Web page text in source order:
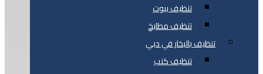
تنظيف بيوت
تنظيف مطابخ
تنظيف بالبخار في دبي
تنظيف كنب